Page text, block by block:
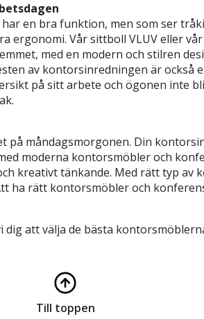
en bra funktion, men som ser
Vår sittboll VLUV eller
med en modern och stilren
av kontorsinredningen är också
på sitt arbete och ögonen inte
måndagsmorgonen. Din
moderna kontorsmöbler och
kreativt tänkande. Med rätt typ av
ha rätt kontorsmöbler och
dig att välja de bästa
Till toppen